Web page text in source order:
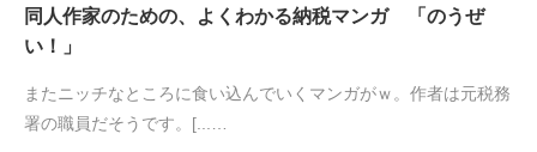
同人作家のための、よくわかる納税マンガ 「のうぜ
い！」
またニッチなところに食い込んでいくマンガがｗ。作者は元税務
署の職員だそうです。[...…